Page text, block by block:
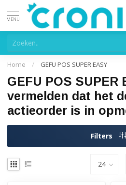
MENU
Home / GEFU POS SUPER EASY
GEFU POS SUPER
vermelden dat het
actieorder is in
Filters